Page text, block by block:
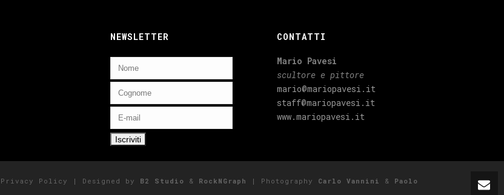
NEWSLETTER CONTATTI
Mario Pavesi
scultore e pittore
mario@mariopavesi.it
staff@mariopavesi.it
www.mariopavesi.it
Privacy Policy | Designed by B2 Studio & RockNGraph | Photography Carlo Vannini & Paolo